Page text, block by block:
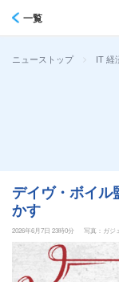
一覧
ニューストップ > IT 経
デイヴ・ボイル
かす
2026年6月7日 23時0分 写真：ガジ